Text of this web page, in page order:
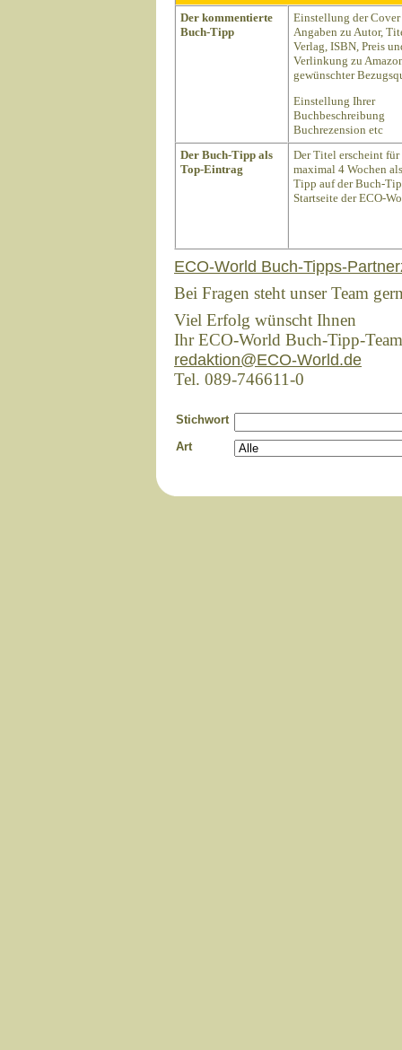
Der kommentierte
Buch-Tipp
Einstellung der
Angaben zu Autor,
Verlag, ISBN, Preis
Verlinkung zu
gewünschter
Einstellung Ihrer
Buchbeschreibung
Buchrezension etc
Der Buch-Tipp als
Top-Eintrag
Der Titel erscheint für
maximal 4 Wochen
Tipp auf der Buch-
Startseite der ECO-
ECO-World Buch-Tipps-
Bei Fragen steht unser Team
Viel Erfolg wünscht Ihnen
Ihr ECO-World Buch-Tipp-Team
redaktion@ECO-World.de
Tel. 089-746611-0
Stichwort
Art